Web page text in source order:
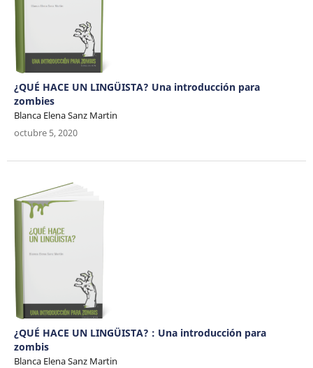
¿QUÉ HACE UN LINGÜISTA? Una introducción para
zombies
Blanca Elena Sanz Martin
octubre 5, 2020
¿QUÉ HACE UN LINGÜISTA? : Una introducción para
zombis
Blanca Elena Sanz Martin